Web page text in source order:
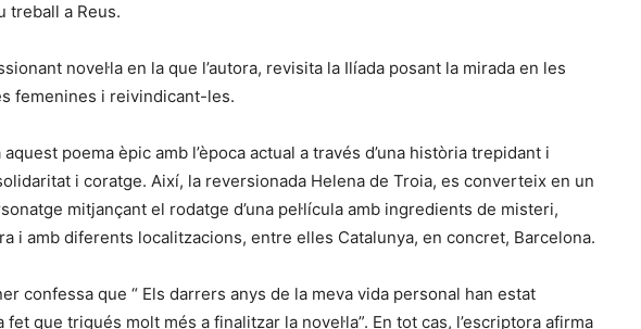
treball a Reus.
novel·la en la que l’autora, revisita la Ilíada posant la mirada en les
femenines i reivindicant-les.
aquest poema èpic amb l’època actual a través d’una història trepidant i
i coratge. Així, la reversionada Helena de Troia, es converteix en un
mitjançant el rodatge d’una pel·lícula amb ingredients de misteri,
i amb diferents localitzacions, entre elles Catalunya, en concret, Barcelona.
confessa que “ Els darrers anys de la meva vida personal han estat
que trigués molt més a finalitzar la novel·la”. En tot cas, l’escriptora afirma